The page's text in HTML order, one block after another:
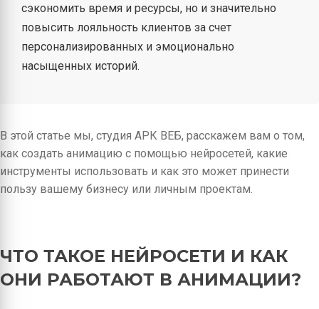
сэкономить время и ресурсы, но и значительно
повысить лояльность клиентов за счет
персонализированных и эмоционально
насыщенных историй.
В этой статье мы, студия АРК ВЕБ, расскажем вам о том,
как создать анимацию с помощью нейросетей, какие
инструменты использовать и как это может принести
пользу вашему бизнесу или личным проектам.
ЧТО ТАКОЕ НЕЙРОСЕТИ И КАК
ОНИ РАБОТАЮТ В АНИМАЦИИ?